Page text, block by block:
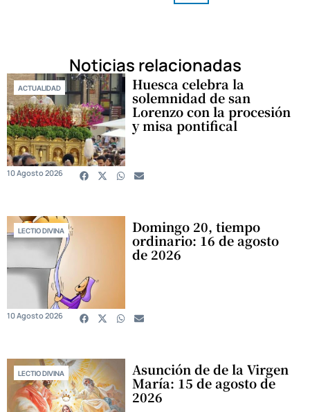
Noticias relacionadas
ACTUALIDAD Huesca celebra la
solemnidad de san
Lorenzo con la procesión
y misa pontifical
10 Agosto 2026
LECTIO DIVINA Domingo 20, tiempo
ordinario: 16 de agosto
de 2026
10 Agosto 2026
LECTIO DIVINA Asunción de de la Virgen
María: 15 de agosto de
2026